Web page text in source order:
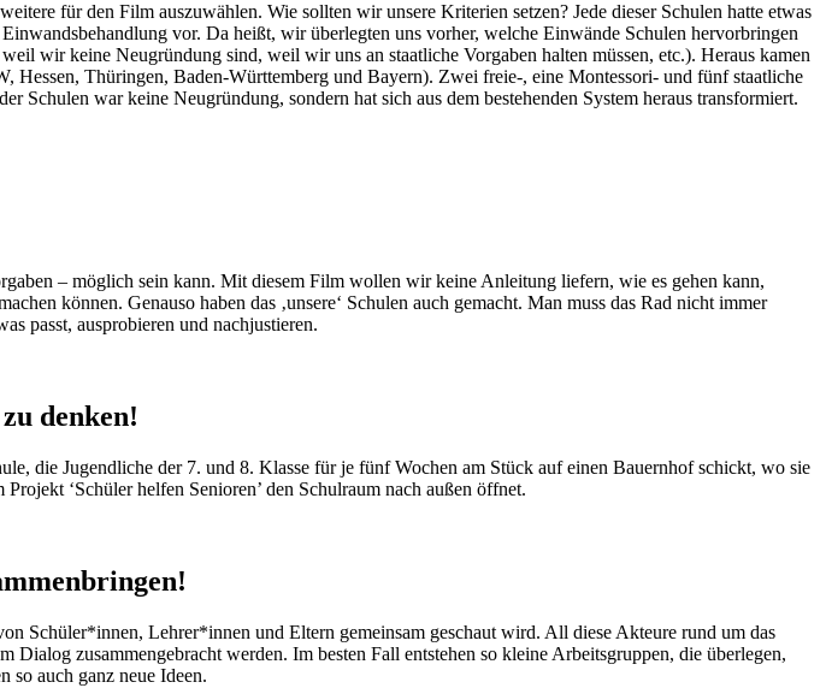
für den Film auszuwählen. Wie sollten wir unsere Kriterien setzen? Jede dieser Schulen hatte etwas
vor. Da heißt, wir überlegten uns vorher, welche Einwände Schulen hervorbringen
wir keine Neugründung sind, weil wir uns an staatliche Vorgaben halten müssen, etc.). Heraus kamen
Hessen, Thüringen, Baden-Württemberg und Bayern). Zwei freie-, eine Montessori- und fünf staatliche
war keine Neugründung, sondern hat sich aus dem bestehenden System heraus transformiert.
– möglich sein kann. Mit diesem Film wollen wir keine Anleitung liefern, wie es gehen kann,
können. Genauso haben das ‚unsere‘ Schulen auch gemacht. Man muss das Rad nicht immer
passt, ausprobieren und nachjustieren.
denken!
die Jugendliche der 7. und 8. Klasse für je fünf Wochen am Stück auf einen Bauernhof schickt, wo sie
‘Schüler helfen Senioren’ den Schulraum nach außen öffnet.
Schüler*innen, Lehrer*innen und Eltern gemeinsam geschaut wird. All diese Akteure rund um das
zusammengebracht werden. Im besten Fall entstehen so kleine Arbeitsgruppen, die überlegen,
so auch ganz neue Ideen.